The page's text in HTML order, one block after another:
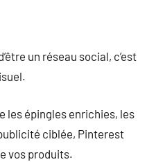
un réseau social, c’est
les épingles enrichies, les
ciblée, Pinterest
vos produits.